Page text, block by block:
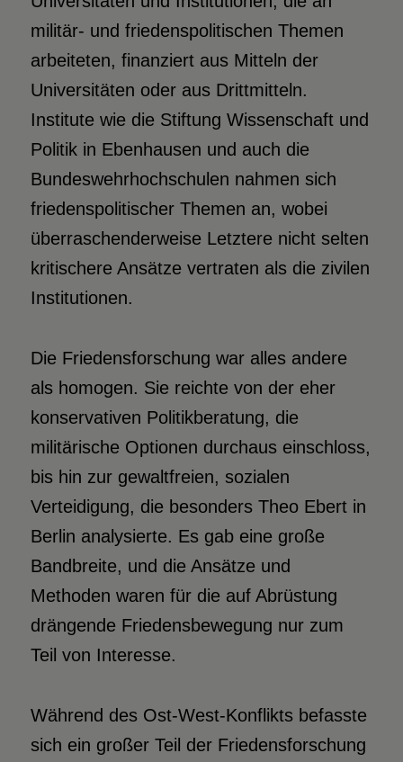
militär- und friedenspolitischen Themen
arbeiteten, finanziert aus Mitteln der
Universitäten oder aus Drittmitteln.
Institute wie die Stiftung Wissenschaft und
Politik in Ebenhausen und auch die
Bundeswehrhochschulen nahmen sich
friedenspolitischer Themen an, wobei
überraschenderweise Letztere nicht selten
kritischere Ansätze vertraten als die zivilen
Institutionen.
Die Friedensforschung war alles andere
als homogen. Sie reichte von der eher
konservativen Politikberatung, die
militärische Optionen durchaus einschloss,
bis hin zur gewaltfreien, sozialen
Verteidigung, die besonders Theo Ebert in
Berlin analysierte. Es gab eine große
Bandbreite, und die Ansätze und
Methoden waren für die auf Abrüstung
drängende Friedensbewegung nur zum
Teil von Interesse.
Während des Ost-West-Konflikts befasste
sich ein großer Teil der Friedensforschung